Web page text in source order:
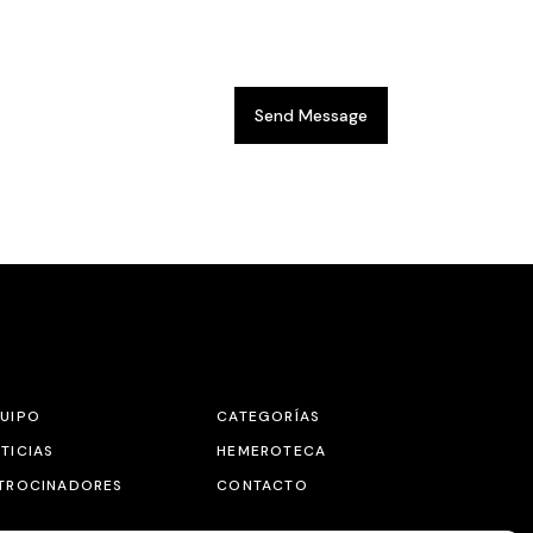
Send Message
CATEGORÍAS
HEMEROTECA
CONTACTO